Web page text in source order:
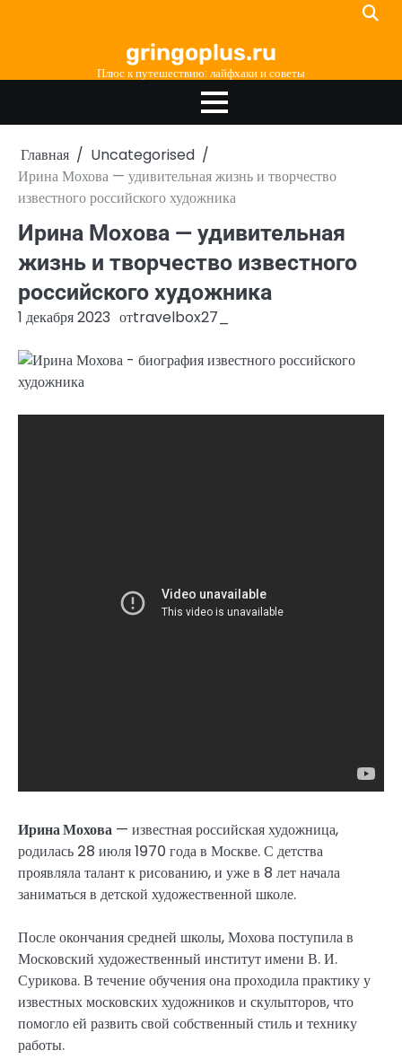
gringoplus.ru
Плюс к путешествию: лайфхаки и советы
Главная
Uncategorised
Ирина Мохова — удивительная жизнь и творчество
известного российского художника
Ирина Мохова — удивительная
жизнь и творчество известного
российского художника
1 декабря 2023 отtravelbox27_
Ирина Мохова — известная российская художница,
родилась 28 июля 1970 года в Москве. С детства
проявляла талант к рисованию, и уже в 8 лет начала
заниматься в детской художественной школе.
После окончания средней школы, Мохова поступила в
Московский художественный институт имени В. И.
Сурикова. В течение обучения она проходила практику у
известных московских художников и скульпторов, что
помогло ей развить свой собственный стиль и технику
работы.